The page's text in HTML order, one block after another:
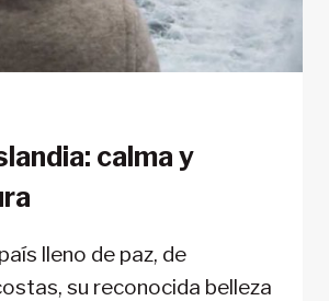
calma y
lleno de paz, de
su reconocida belleza